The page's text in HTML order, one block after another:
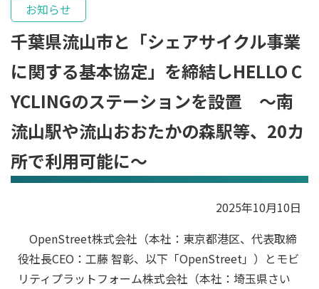
お知らせ
千葉県流山市と「シェアサイクル事業
に関する基本協定」を締結しHELLO C
YCLINGのステーションを設置 ～南
流山駅や流山おおたかの森駅等、20カ
所で利用可能に～
2025年10月10日
OpenStreet株式会社（本社：東京都港区、代表取締
役社長CEO：工藤 智彰、以下「OpenStreet」）とモビ
リティプラットフォーム株式会社（本社：埼玉県さい